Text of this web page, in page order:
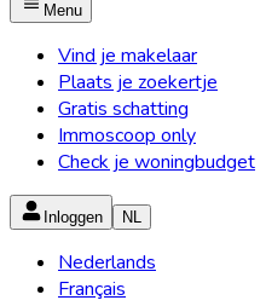
Menu
Vind je makelaar
Plaats je zoekertje
Gratis schatting
Immoscoop only
Check je woningbudget
Inloggen NL
Nederlands
Français